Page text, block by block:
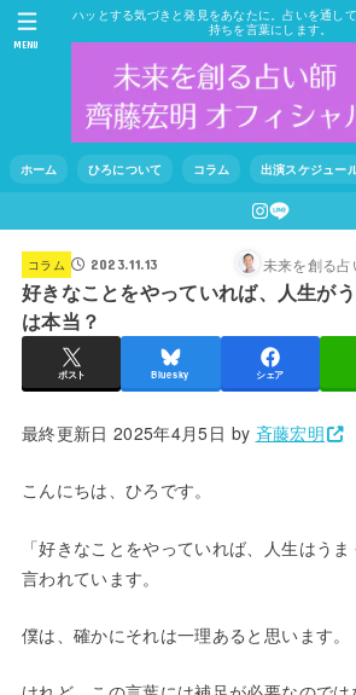
ハッとする気づきと発見をあなたに。占いを通し
持ちを言葉にします。
ホーム ひろについて コラム 出演スケジュー
MENU
コラム 2023.11.13 未来を創る
好きなことをやっていれば、人生が
は本当？
ポスト Bluesky シェア
最終更新日 2025年4月5日 by 斉藤宏明
こんにちは、ひろです。
「好きなことをやっていれば、人生はう
言われています。
僕は、確かにそれは一理あると思います。